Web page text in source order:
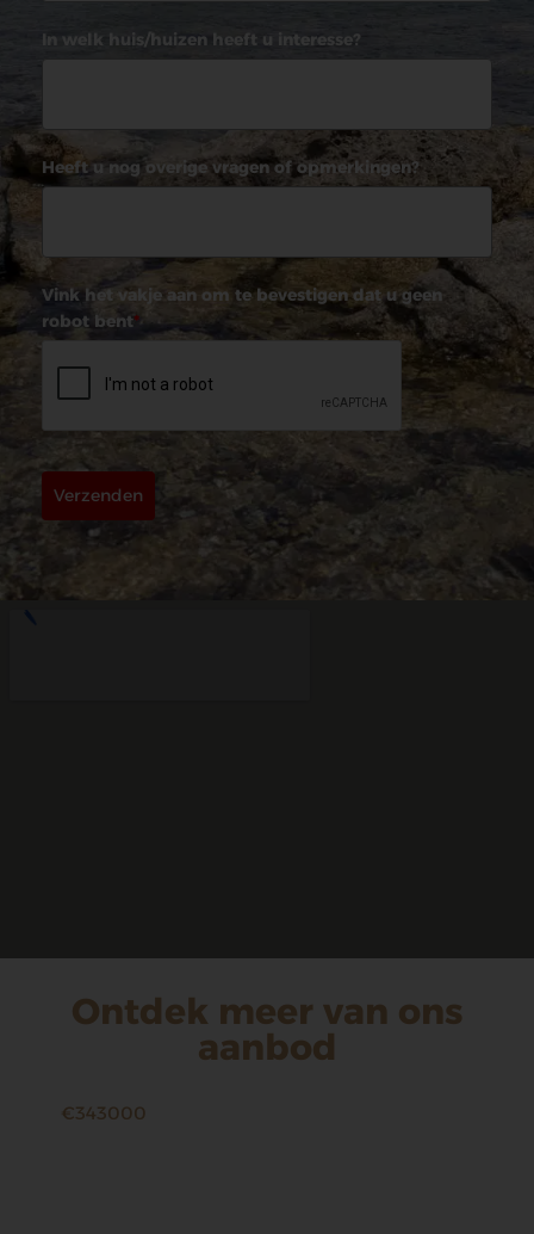
In welk huis/huizen heeft u interesse?
Heeft u nog overige vragen of opmerkingen?
Vink het vakje aan om te bevestigen dat u geen
robot bent*
Verzenden
Ontdek meer van ons
aanbod
€343000